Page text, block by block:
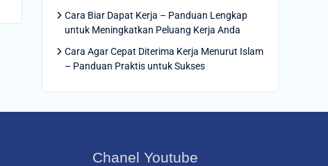
Cara Biar Dapat Kerja – Panduan Lengkap
untuk Meningkatkan Peluang Kerja Anda
Cara Agar Cepat Diterima Kerja Menurut Islam
– Panduan Praktis untuk Sukses
Chanel Youtube